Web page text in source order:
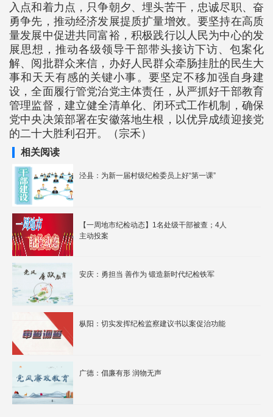
入点和着力点，只争朝夕、埋头苦干，忠诚尽职、奋
勇争先，推动经济发展提质扩量增效。要坚持在高质
量发展中促进共同富裕，积极践行以人民为中心的发
展思想，推动各级领导干部带头接访下访、包案化
解、阅批群众来信，办好人民群众牵肠挂肚的民生大
事和天天有感的关键小事。要坚定不移加强自身建
设，全面履行管党治党主体责任，从严抓好干部教育
管理监督，建立健全清单化、闭环式工作机制，确保
党中央决策部署在安徽落地生根，以优异成绩迎接党
的二十大胜利召开。（宗禾）
相关阅读
泾县：为新一届村级纪检委员上好“第一课”
【一周地市纪检动态】1名处级干部被查；4人
主动投案
安庆：勇担当 善作为 锻造新时代纪检铁军
枞阳：切实发挥纪检监察建议书以案促治功能
广德：倡廉有形 润物无声